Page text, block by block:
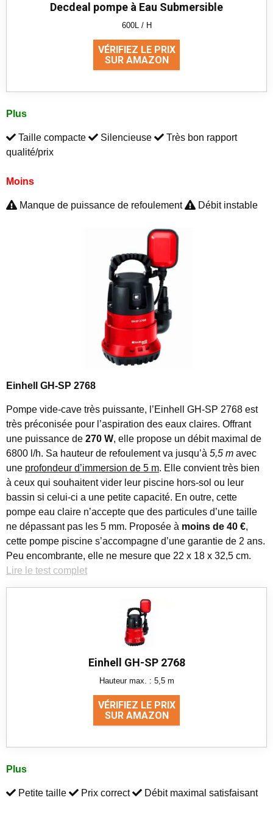
Decdeal pompe à Eau Submersible
600L / H
VÉRIFIEZ LE PRIX
SUR AMAZON
Plus
Taille compacte Silencieuse
Très bon rapport
qualité/prix
Moins
Manque de puissance de refoulement Débit instable
Einhell GH-SP 2768
Pompe vide-cave très puissante, l’Einhell GH-SP 2768 est
très préconisée pour l’aspiration des eaux claires. Offrant
une puissance de 270 W, elle propose un débit maximal de
6800 l/h. Sa hauteur de refoulement va jusqu’à 5,5 m avec
une profondeur d’immersion de 5 m. Elle convient très bien
à ceux qui souhaitent vider leur piscine hors-sol ou leur
bassin si celui-ci a une petite capacité. En outre, cette
pompe eau claire n’accepte que des particules d’une taille
ne dépassant pas les 5 mm. Proposée à moins de 40 €,
cette pompe piscine s’accompagne d’une garantie de 2 ans.
Peu encombrante, elle ne mesure que 22 x 18 x 32,5 cm.
Lire le test complet
Einhell GH-SP 2768
Hauteur max. : 5,5 m
VÉRIFIEZ LE PRIX
SUR AMAZON
Plus
Petite taille Prix correct Débit maximal satisfaisant